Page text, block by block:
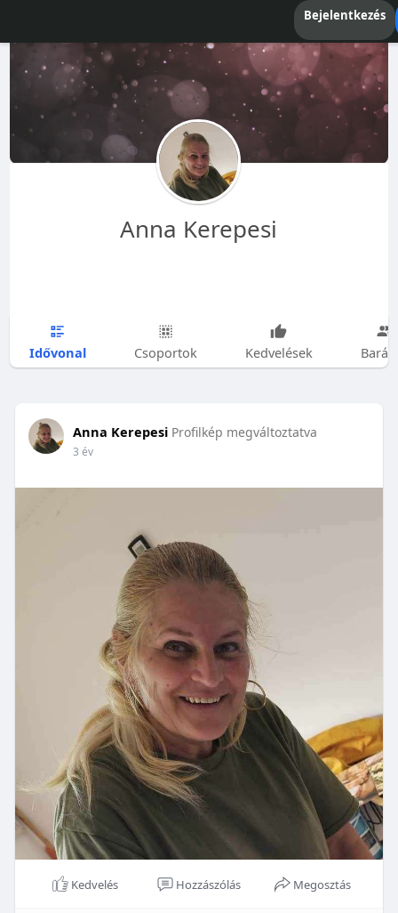
Bejelentkezés
Anna Kerepesi
Idővonal Csoportok Kedvelések
Anna Kerepesi Profilkép megváltoztatva
3 év
Kedvelés Hozzászólás Megosztás